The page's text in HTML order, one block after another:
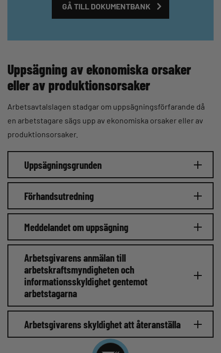
GÅ TILL DOKUMENTBANK
Uppsägning av ekonomiska orsaker
eller av produktionsorsaker
Arbetsavtalslagen stadgar om uppsägningsförfarande då
en arbetstagare sägs upp av ekonomiska orsaker eller av
produktionsorsaker.
Uppsägningsgrunden
Förhandsutredning
Meddelandet om uppsägning
Arbetsgivarens anmälan till
arbetskraftsmyndigheten och
informationsskyldighet gentemot
arbetstagarna
Arbetsgivarens skyldighet att återanställa